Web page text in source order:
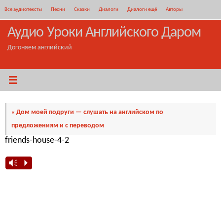
содержимому
Все аудиотексты Песни Сказки Диалоги Диалоги ещё Авторы
Аудио Уроки Английского Даром
Догоняем английский
« Дом моей подруги — слушать на английском по
предложениям и с переводом
friends-house-4-2
Vm P